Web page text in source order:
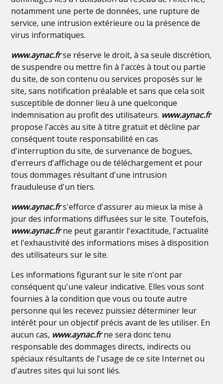
notamment une perte de données, une rupture de
service, une intrusion extérieure ou la présence de
virus informatiques.
www.aynac.frse réserve le droit, à sa seule discrétion,
de suspendre ou mettre fin à l'accès à tout ou partie
du site, de son contenu ou services proposés sur le
site, sans notification préalable et sans que cela soit
susceptible de donner lieu à une quelconque
indemnisation au profit des utilisateurs. www.aynac.fr
propose l'accès au site à titre gratuit et décline par
conséquent toute responsabilité en cas
d'interruption du site, de survenance de bogues,
d'erreurs d'affichage ou de téléchargement et pour
tous dommages résultant d'une intrusion
frauduleuse d'un tiers.
www.aynac.frs'efforce d'assurer au mieux la mise à
jour des informations diffusées sur le site. Toutefois,
www.aynac.frne peut garantir l'exactitude, l'actualité
et l'exhaustivité des informations mises à disposition
des utilisateurs sur le site.
Les informations figurant sur le site n'ont par
conséquent qu'une valeur indicative. Elles vous sont
fournies à la condition que vous ou toute autre
personne qui les recevez puissiez déterminer leur
intérêt pour un objectif précis avant de les utiliser. En
aucun cas, www.aynac.frne sera donc tenu
responsable des dommages directs, indirects ou
spéciaux résultants de l'usage de ce site Internet ou
d'autres sites qui lui sont liés.